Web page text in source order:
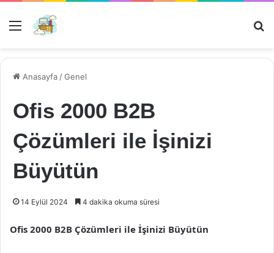
Menü
Anasayfa /Genel
Ofis 2000 B2B
Çözümleri ile İşinizi
Büyütün
14 Eylül 2024 4 dakika okuma süresi
Ofis 2000 B2B Çözümleri ile İşinizi Büyütün